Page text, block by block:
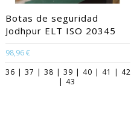
Botas de seguridad
Jodhpur ELT ISO 20345
98,96 €
36 | 37 | 38 | 39 | 40 | 41 | 42
| 43